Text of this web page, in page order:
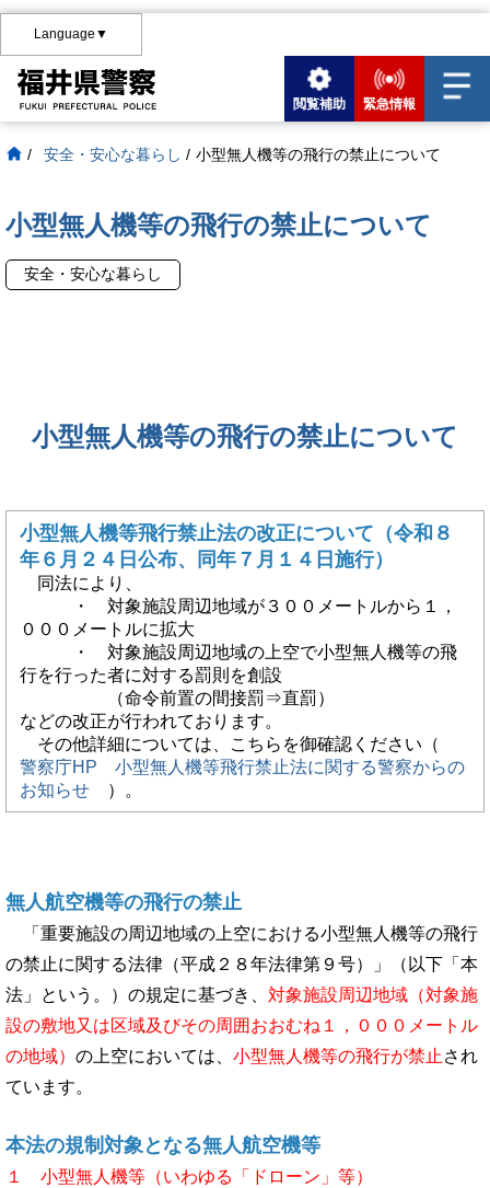
Language▼
閲覧補助 緊急情報
/ 安全・安心な暮らし / 小型無人機等の飛行の禁止について
小型無人機等の飛行の禁止について
安全・安心な暮らし
小型無人機等の飛行の禁止について
小型無人機等飛行禁止法の改正について（令和８
年６月２４日公布、同年７月１４日施行）
同法により、
・
対象施設周辺地域が３００メートルから１，
０００メートルに拡大
・ 対象施設周辺地域の上空で小型無人機等の飛
行を行った者に対する罰則を創設
（命令前置の間接罰⇒直罰）
などの改正が行われております。
その他詳細については、こちらを御確認ください（
警察庁HP 小型無人機等飛行禁止法に関する警察からの
お知らせ ）。
無人航空機等の飛行の禁止
「重要施設の周辺地域の上空における小型無人機等の飛行
の禁止に関する法律（平成２８年法律第９号）」（以下「本
法」という。）の規定に基づき、 対象施設周辺地域 （対象施
設の敷地又は区域及びその周囲おおむね１，０００メートル
の地域） の上空においては、 小型無人機等の飛行が禁止 され
ています。
本法の規制対象となる無人航空機等
１ 小型無人機等（いわゆる「ドローン」等）